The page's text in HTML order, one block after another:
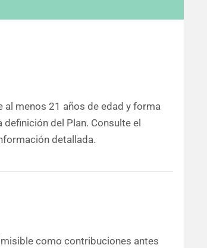
al menos 21 años de edad y forma
del Plan. Consulte el
detallada.
como contribuciones antes